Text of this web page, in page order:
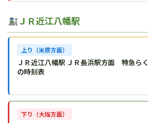
ＪＲ近江八幡駅
上り（米原方面）
ＪＲ近江八幡駅 ＪＲ長浜駅方面 特急ら
の時刻表
下り（大阪方面）